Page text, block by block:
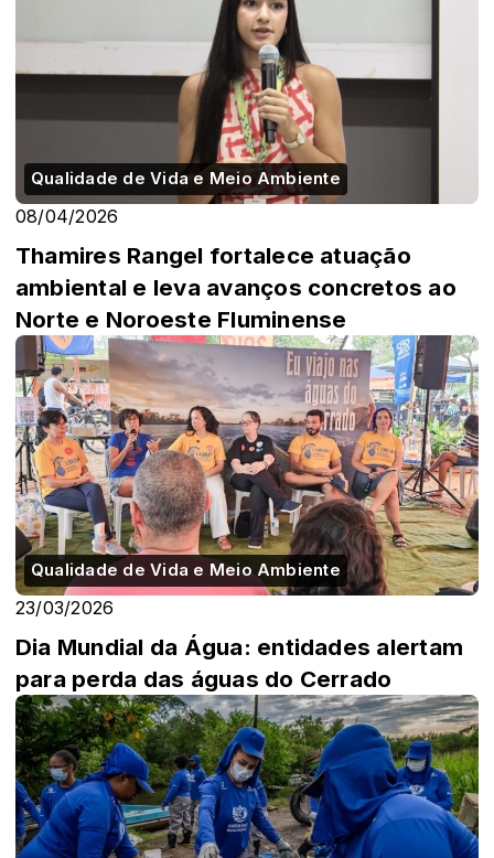
Qualidade de Vida e Meio Ambiente
08/04/2026
Thamires Rangel fortalece atuação
ambiental e leva avanços concretos ao
Norte e Noroeste Fluminense
Qualidade de Vida e Meio Ambiente
23/03/2026
Dia Mundial da Água: entidades alertam
para perda das águas do Cerrado